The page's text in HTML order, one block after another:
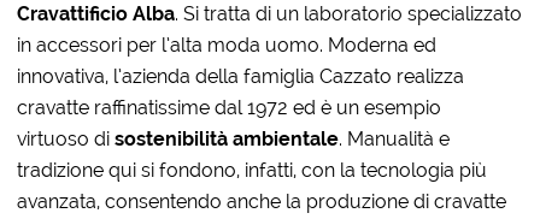
Cravattificio Alba. Si tratta di un laboratorio specializzato
in accessori per l’alta moda uomo. Moderna ed
innovativa, l’azienda della famiglia Cazzato realizza
cravatte raffinatissime dal 1972 ed è un esempio
virtuoso disostenibilità ambientale. Manualità e
tradizione qui si fondono, infatti, con la tecnologia più
avanzata, consentendo anche la produzione di cravatte